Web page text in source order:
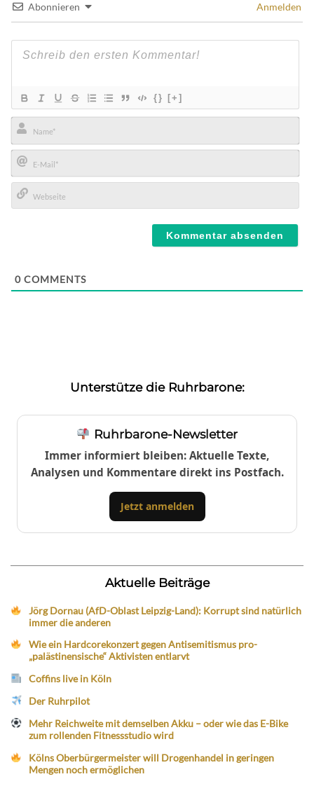
Abonnieren Anmelden
{} [+]
Name*
E-
Mail*
0 COMMENTS
Unterstütze die Ruhrbarone:
Ruhrbarone-Newsletter
Immer informiert bleiben: Aktuelle Texte,
Analysen und Kommentare direkt ins Postfach.
Jetzt anmelden
Aktuelle Beiträge
Jörg Dornau (AfD-Oblast Leipzig-Land): Korrupt sind natürlich
immer die anderen
Wie ein Hardcorekonzert gegen Antisemitismus pro-
„palästinensische“ Aktivisten entlarvt
Coffins live in Köln
Der Ruhrpilot
Mehr Reichweite mit demselben Akku – oder wie das E-Bike
zum rollenden Fitnessstudio wird
Kölns Oberbürgermeister will Drogenhandel in geringen
Mengen noch ermöglichen